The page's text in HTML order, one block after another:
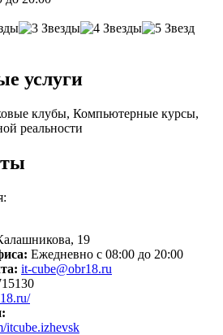
услуги
клубы, Компьютерные курсы,
реальности
19
Ежедневно с 08:00 до 20:00
it-cube@obr18.ru
itcube.izhevsk